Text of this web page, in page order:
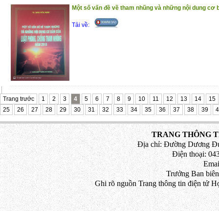
Một số vấn đề về tham nhũng và những nội dung cơ
Tải về:
Trang trước 1 2 3 4 5 6 7 8 9 10 11 12 13 14
15
25
26 27 28 29 30 31 32 33 34 35 36 37 38 39
TRANG THÔNG
Địa chỉ: Đường Dương
Điện thoại:
Trưởng Ban
Ghi rõ nguồn Trang thông tin điện tử